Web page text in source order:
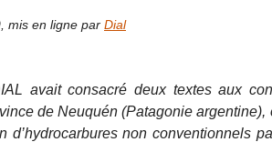
mis en ligne par Dial
avait consacré deux textes aux
de Neuquén (Patagonie
d’hydrocarbures non conventionnels